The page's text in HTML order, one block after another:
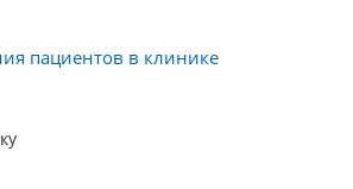
пациентов в клинике